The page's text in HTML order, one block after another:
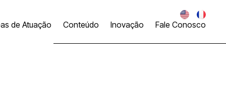
de Atuação Conteúdo Inovação Fale Conosco